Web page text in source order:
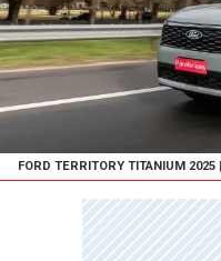
FORD TERRITORY TITANIUM 2025